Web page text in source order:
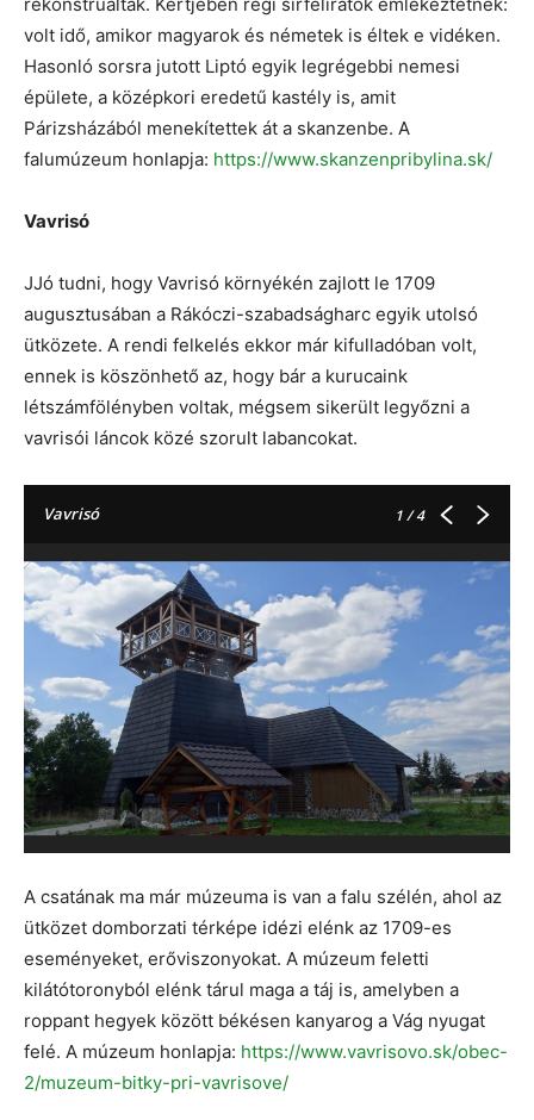
rekonstruálták. Kertjében régi sírfeliratok emlékeztetnek:
volt idő, amikor magyarok és németek is éltek e vidéken.
Hasonló sorsra jutott Liptó egyik legrégebbi nemesi
épülete, a középkori eredetű kastély is, amit
Párizsházából menekítettek át a skanzenbe. A
falumúzeum honlapja: https://www.skanzenpribylina.sk/
Vavrisó
JJó tudni, hogy Vavrisó környékén zajlott le 1709
augusztusában a Rákóczi-szabadságharc egyik utolsó
ütközete. A rendi felkelés ekkor már kifulladóban volt,
ennek is köszönhető az, hogy bár a kurucaink
létszámfölényben voltak, mégsem sikerült legyőzni a
vavrisói láncok közé szorult labancokat.
Vavrisó 1/ 4
A csatának ma már múzeuma is van a falu szélén, ahol az
ütközet domborzati térképe idézi elénk az 1709-es
eseményeket, erőviszonyokat. A múzeum feletti
kilátótoronyból elénk tárul maga a táj is, amelyben a
roppant hegyek között békésen kanyarog a Vág nyugat
felé. A múzeum honlapja: https://www.vavrisovo.sk/obec-
2/muzeum-bitky-pri-vavrisove/